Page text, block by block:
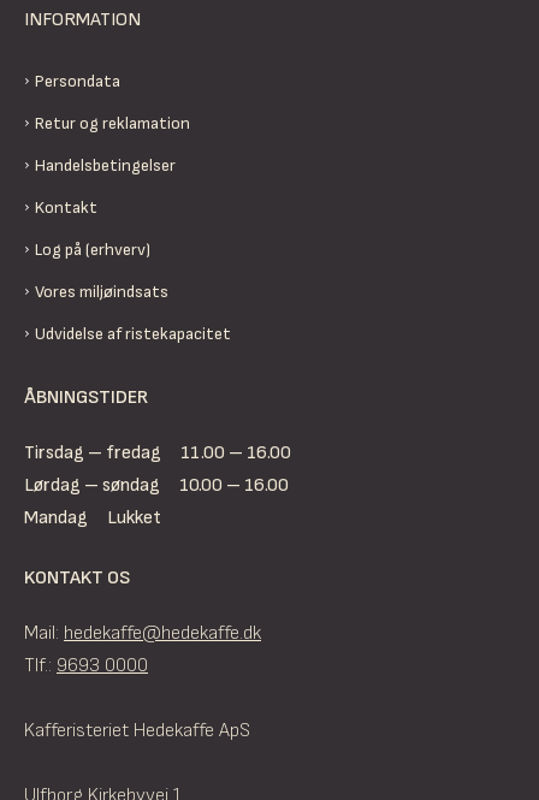
INFORMATION
Persondata
Retur og reklamation
Handelsbetingelser
Kontakt
Log på (erhverv)
Vores miljøindsats
Udvidelse af ristekapacitet
ÅBNINGSTIDER
Tirsdag – fredag
11.00 – 16.00
Lørdag – søndag
10.00 – 16.00
Mandag
Lukket
KONTAKT OS
Mail: hedekaffe@hedekaffe.dk
Tlf.: 9693 0000
Kafferisteriet Hedekaffe ApS
Ulfborg Kirkebyvej 1